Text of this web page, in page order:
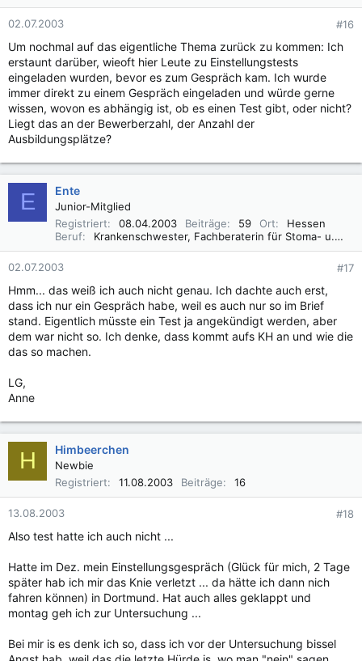
02.07.2003 #16
Um nochmal auf das eigentliche Thema zurück zu kommen: Ich
erstaunt darüber, wieoft hier Leute zu Einstellungstests
eingeladen wurden, bevor es zum Gespräch kam. Ich wurde
immer direkt zu einem Gespräch eingeladen und würde gerne
wissen, wovon es abhängig ist, ob es einen Test gibt, oder nicht?
Liegt das an der Bewerberzahl, der Anzahl der
Ausbildungsplätze?
E Ente
Junior-Mitglied
Registriert
08.04.2003 Beiträge 59 Ort
Hessen
Beruf
Krankenschwester, Fachberaterin für Stoma- u. Inkontinenzversorgung, Wundmanagement
02.07.2003 #17
Hmm... das weiß ich auch nicht genau. Ich dachte auch erst,
dass ich nur ein Gespräch habe, weil es auch nur so im Brief
stand. Eigentlich müsste ein Test ja angekündigt werden, aber
dem war nicht so. Ich denke, dass kommt aufs KH an und wie die
das so machen.
LG,
Anne
H Himbeerchen
Newbie
Registriert
11.08.2003 Beiträge 16
13.08.2003 #18
Also test hatte ich auch nicht ...
Hatte im Dez. mein Einstellungsgespräch (Glück für mich, 2 Tage
später hab ich mir das Knie verletzt ... da hätte ich dann nich
fahren können) in Dortmund. Hat auch alles geklappt und
montag geh ich zur Untersuchung ...
Bei mir is es denk ich so, dass ich vor der Untersuchung bissel